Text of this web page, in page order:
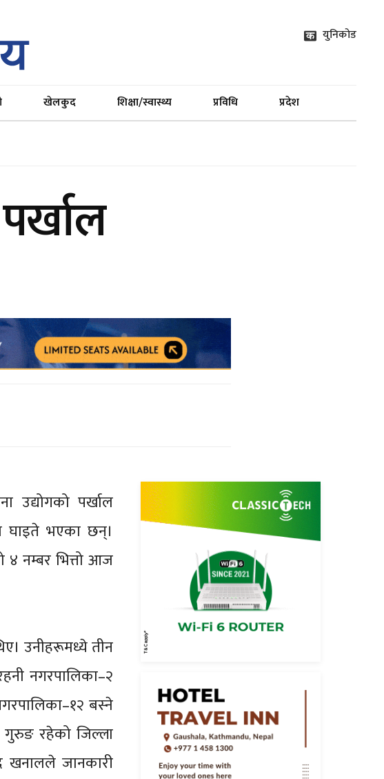
युनिकोड
खेलकुद शिक्षा/स्वास्थ्य प्रविधि प्रदेश
उद्योगको पर्खाल
भएका छन्।
४ नम्बर भित्तो आज
उनीहरूमध्ये तीन
नगरपालिका–२
बस्ने
गुरुङ रहेको जिल्ला
खनालले जानकारी